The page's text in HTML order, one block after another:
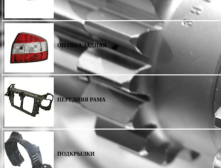
ОПТИКА ЗАДНЯЯ
ПЕРЕДНЯЯ РАМА
ПОДКРЫЛКИ